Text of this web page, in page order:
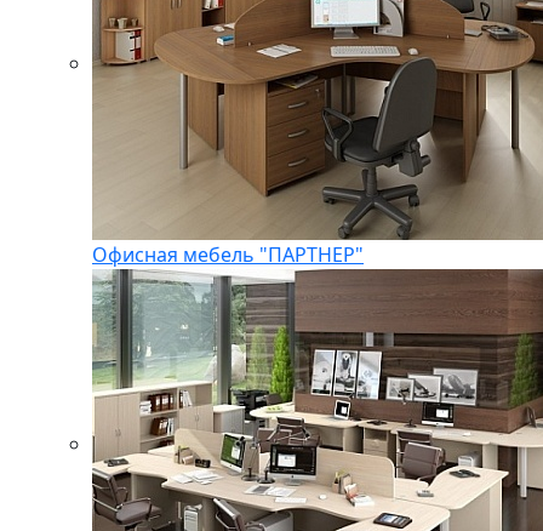
Офисная мебель "ПАРТНЕР"